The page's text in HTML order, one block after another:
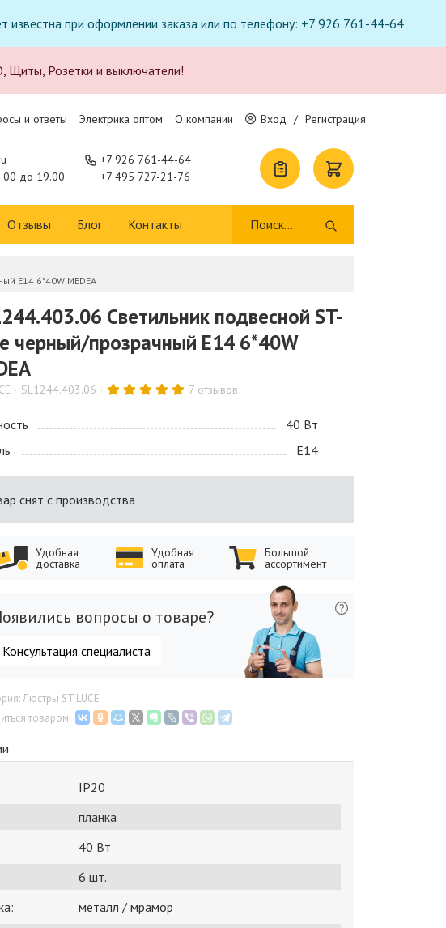
известна при оформлении заказа или по телефону: +7 926 761-44-64
, Щиты, Розетки и выключатели!
и ответы Электрика оптом О компании Вход / Регистрация
до 19.00
+7 926 761-44-64
+7 495 727-21-76
Отзывы Блог Контакты
E14 6*40W MEDEA
Светильник подвесной ST-
черный/прозрачный E14 6*40W
SL1244.403.06 7 отзывов
40 Bт
E14
снят с производства
Удобная
доставка
Удобная
оплата
Большой
ассортимент
вопросы о товаре?
Консультация специалиста
Люстры ST LUCE
товаром:
IP20
планка
40 Bт
6 шт.
металл / мрамор